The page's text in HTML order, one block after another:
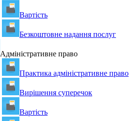
Вартість
Безкоштовне надання послуг
Адміністративне право
Практика адміністративне право
Вирішення суперечок
Вартість